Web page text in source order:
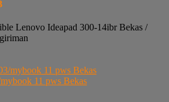
Lenovo Ideapad 300-14ibr Bekas /
11 pws Bekas